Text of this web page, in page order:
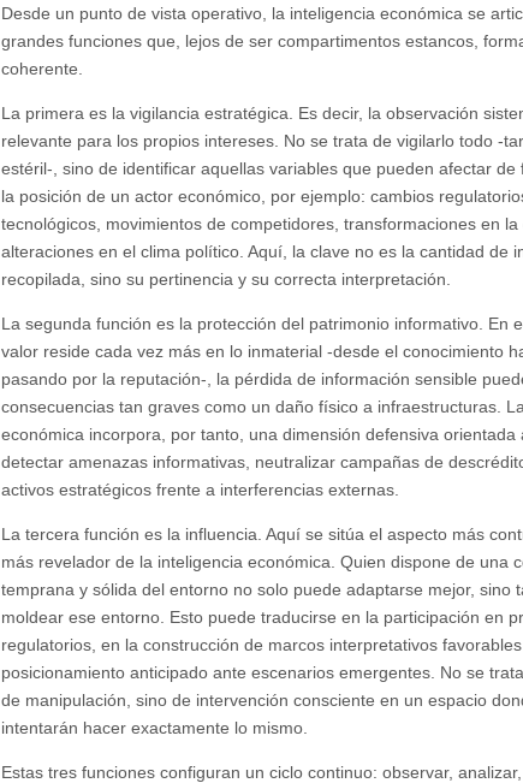
Desde un punto de vista operativo, la inteligencia económica se
grandes funciones que, lejos de ser compartimentos estancos,
coherente.
La primera es la vigilancia estratégica. Es decir, la observación
relevante para los propios intereses. No se trata de vigilarlo todo -
estéril-, sino de identificar aquellas variables que pueden afectar de
la posición de un actor económico, por ejemplo: cambios
tecnológicos, movimientos de competidores, transformaciones en
alteraciones en el clima político. Aquí, la clave no es la cantidad de
recopilada, sino su pertinencia y su correcta interpretación.
La segunda función es la protección del patrimonio informativo. En
valor reside cada vez más en lo inmaterial -desde el conocimiento
pasando por la reputación-, la pérdida de información sensible
consecuencias tan graves como un daño físico a infraestructuras.
económica incorpora, por tanto, una dimensión defensiva orientada
detectar amenazas informativas, neutralizar campañas de
activos estratégicos frente a interferencias externas.
La tercera función es la influencia. Aquí se sitúa el aspecto más
más revelador de la inteligencia económica. Quien dispone de una
temprana y sólida del entorno no solo puede adaptarse mejor, sino
moldear ese entorno. Esto puede traducirse en la participación en
regulatorios, en la construcción de marcos interpretativos
posicionamiento anticipado ante escenarios emergentes. No se
de manipulación, sino de intervención consciente en un espacio
intentarán hacer exactamente lo mismo.
Estas tres funciones configuran un ciclo continuo: observar,